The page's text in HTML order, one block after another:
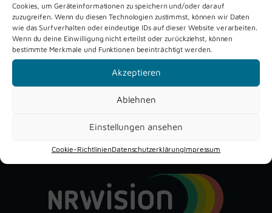
Cookies, um Geräteinformationen zu speichern und/oder darauf
zuzugreifen. Wenn du diesen Technologien zustimmst, können wir Daten
wie das Surfverhalten oder eindeutige IDs auf dieser Website verarbeiten.
Wenn du deine Einwilligung nicht erteilst oder zurückziehst, können
bestimmte Merkmale und Funktionen beeinträchtigt werden.
Akzeptieren
Ablehnen
Einstellungen ansehen
Cookie-RichtlinienDatenschutzerklärungImpressum
Schützenfest
Verne 2026
Dreckburg
Air
YouTube
Instagram
Facebook